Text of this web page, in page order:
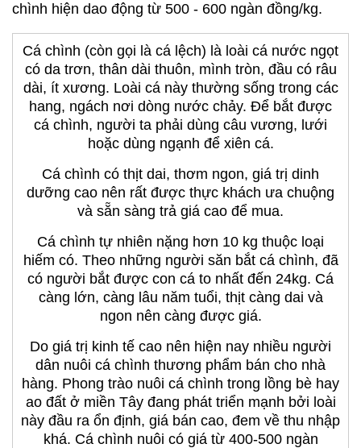
chình hiện dao động từ 500 - 600 ngàn đồng/kg.
Cá chình (còn gọi là cá lệch) là loài cá nước ngọt
có da trơn, thân dài thuôn, mình tròn, đầu có râu
dài, ít xương. Loài cá này thường sống trong các
hang, ngách nơi dòng nước chảy. Để bắt được
cá chình, người ta phải dùng câu vương, lưới
hoặc dùng ngạnh để xiên cá.
Cá chình có thịt dai, thơm ngon, giá trị dinh
dưỡng cao nên rất được thực khách ưa chuộng
và sẵn sàng trả giá cao để mua.
Cá chình tự nhiên nặng hơn 10 kg thuộc loại
hiếm có. Theo những người săn bắt cá chình, đã
có người bắt được con cá to nhất đến 24kg. Cá
càng lớn, càng lâu năm tuổi, thịt càng dai và
ngon nên càng được giá.
Do giá trị kinh tế cao nên hiện nay nhiều người
dân nuôi cá chình thương phẩm bán cho nhà
hàng. Phong trào nuôi cá chình trong lồng bè hay
ao đất ở miền Tây đang phát triển mạnh bởi loài
này đầu ra ổn định, giá bán cao, đem về thu nhập
khá. Cá chình nuôi có giá từ 400-500 ngàn